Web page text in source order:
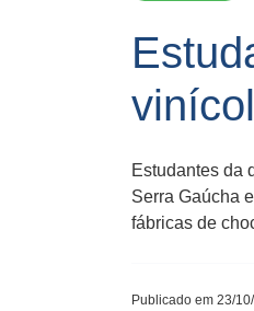
Estudantes da
Serra Gaúcha
fábricas de
Publicado em 23/